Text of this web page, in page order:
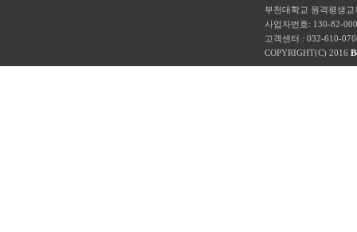
부천대학교 원격평생
사업자번호: 130-82-
고객센터 : 032-610-
COPYRIGHT(C) 2016